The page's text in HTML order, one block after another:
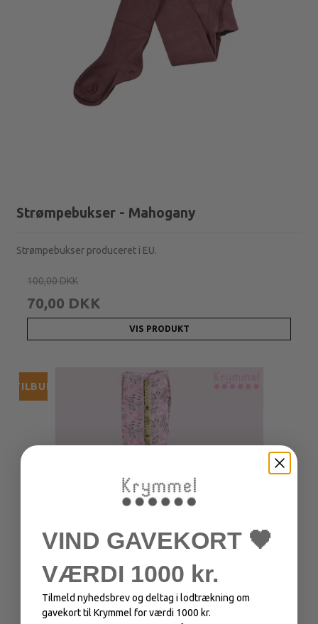
Strømpebukser - Mahogany
Strømpebukser produceret i EU.
100,00 DKK
70,00 DKK
VIS PRODUKT
TILBUD
VIND GAVEKORT 🖤
VÆRDI 1000 kr.
Tilmeld nyhedsbrev og deltag i lodtrækning om
gavekort til Krymmel for værdi 1000 kr.